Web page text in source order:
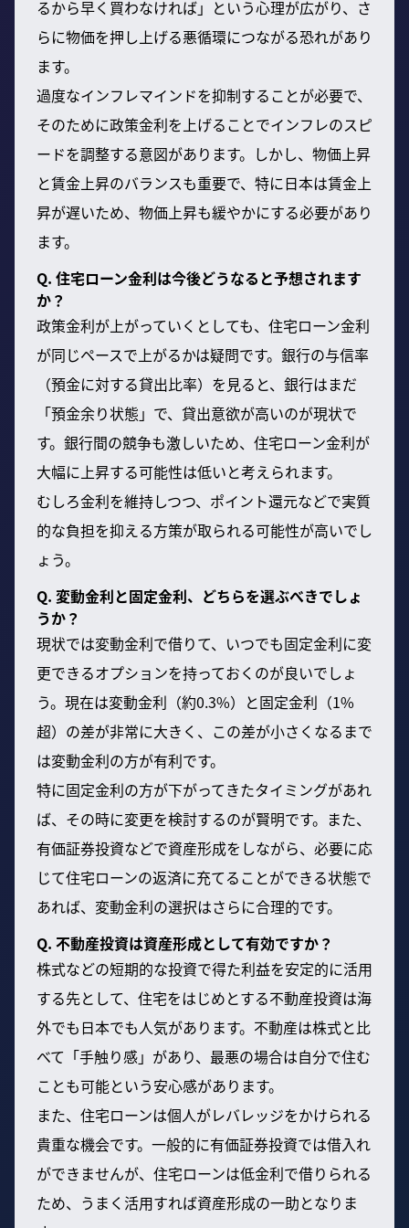
るから早く買わなければ」という心理が広がり、さ
らに物価を押し上げる悪循環につながる恐れがあり
ます。
過度なインフレマインドを抑制することが必要で、
そのために政策金利を上げることでインフレのスピ
ードを調整する意図があります。しかし、物価上昇
と賃金上昇のバランスも重要で、特に日本は賃金上
昇が遅いため、物価上昇も緩やかにする必要があり
ます。
Q. 住宅ローン金利は今後どうなると予想されます
か？
政策金利が上がっていくとしても、住宅ローン金利
が同じペースで上がるかは疑問です。銀行の与信率
（預金に対する貸出比率）を見ると、銀行はまだ
「預金余り状態」で、貸出意欲が高いのが現状で
す。銀行間の競争も激しいため、住宅ローン金利が
大幅に上昇する可能性は低いと考えられます。
むしろ金利を維持しつつ、ポイント還元などで実質
的な負担を抑える方策が取られる可能性が高いでし
ょう。
Q. 変動金利と固定金利、どちらを選ぶべきでしょ
うか？
現状では変動金利で借りて、いつでも固定金利に変
更できるオプションを持っておくのが良いでしょ
う。現在は変動金利（約0.3%）と固定金利（1%
超）の差が非常に大きく、この差が小さくなるまで
は変動金利の方が有利です。
特に固定金利の方が下がってきたタイミングがあれ
ば、その時に変更を検討するのが賢明です。また、
有価証券投資などで資産形成をしながら、必要に応
じて住宅ローンの返済に充てることができる状態で
あれば、変動金利の選択はさらに合理的です。
Q. 不動産投資は資産形成として有効ですか？
株式などの短期的な投資で得た利益を安定的に活用
する先として、住宅をはじめとする不動産投資は海
外でも日本でも人気があります。不動産は株式と比
べて「手触り感」があり、最悪の場合は自分で住む
ことも可能という安心感があります。
また、住宅ローンは個人がレバレッジをかけられる
貴重な機会です。一般的に有価証券投資では借入れ
ができませんが、住宅ローンは低金利で借りられる
ため、うまく活用すれば資産形成の一助となりま